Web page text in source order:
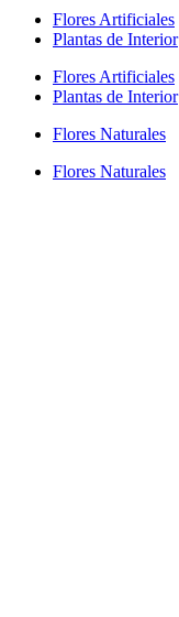
Flores Artificiales
Plantas de Interior
Flores Artificiales
Plantas de Interior
Flores Naturales
Flores Naturales